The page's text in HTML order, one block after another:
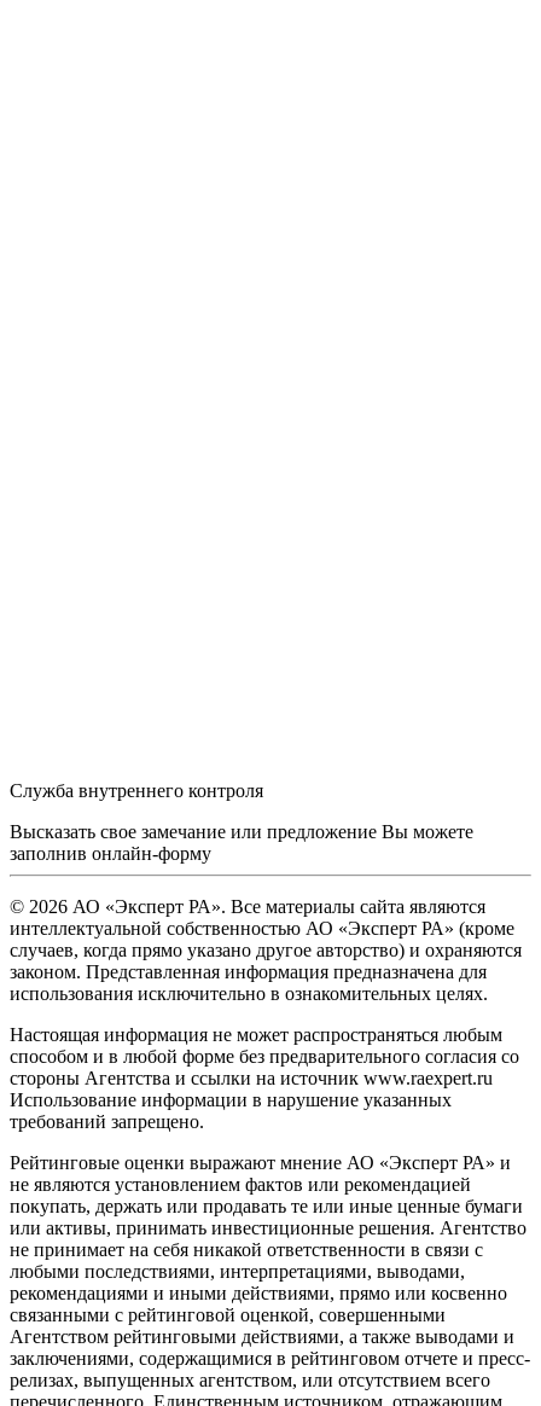
Служба внутреннего контроля
Высказать свое замечание или предложение Вы можете
заполнив онлайн-форму
© 2026 АО «Эксперт РА». Все материалы сайта являются
интеллектуальной собственностью АО «Эксперт РА» (кроме
случаев, когда прямо указано другое авторство) и охраняются
законом. Представленная информация предназначена для
использования исключительно в ознакомительных целях.
Настоящая информация не может распространяться любым
способом и в любой форме без предварительного согласия со
стороны Агентства и ссылки на источник www.raexpert.ru
Использование информации в нарушение указанных
требований запрещено.
Рейтинговые оценки выражают мнение АО «Эксперт РА» и
не являются установлением фактов или рекомендацией
покупать, держать или продавать те или иные ценные бумаги
или активы, принимать инвестиционные решения. Агентство
не принимает на себя никакой ответственности в связи с
любыми последствиями, интерпретациями, выводами,
рекомендациями и иными действиями, прямо или косвенно
связанными с рейтинговой оценкой, совершенными
Агентством рейтинговыми действиями, а также выводами и
заключениями, содержащимися в рейтинговом отчете и пресс-
релизах, выпущенных агентством, или отсутствием всего
перечисленного. Единственным источником, отражающим